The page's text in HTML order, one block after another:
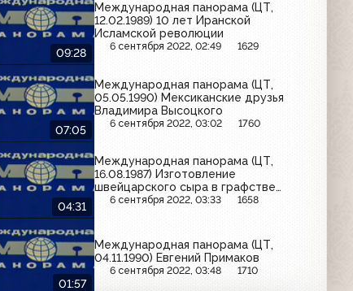
09:28
Международная панорама (ЦТ,
12.02.1989) 10 лет Иранской
Исламской революции
6 сентября 2022, 02:49 1629
07:05
Международная панорама (ЦТ,
05.05.1990) Мексиканские друзья
Владимира Высоцкого
6 сентября 2022, 03:02 1760
04:31
Международная панорама (ЦТ,
16.08.1987) Изготовление
швейцарского сыра в графстве
Грюйнер
6 сентября 2022, 03:33 1658
01:57
Международная панорама (ЦТ,
04.11.1990) Евгений Примаков
6 сентября 2022, 03:48 1710